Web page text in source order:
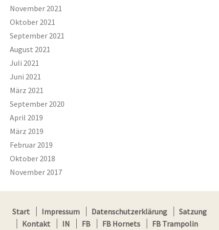
November 2021
Oktober 2021
September 2021
August 2021
Juli 2021
Juni 2021
März 2021
September 2020
April 2019
März 2019
Februar 2019
Oktober 2018
November 2017
Start Impressum Datenschutzerklärung
Satzung
Kontakt
IN FB FB Hornets FB Trampolin